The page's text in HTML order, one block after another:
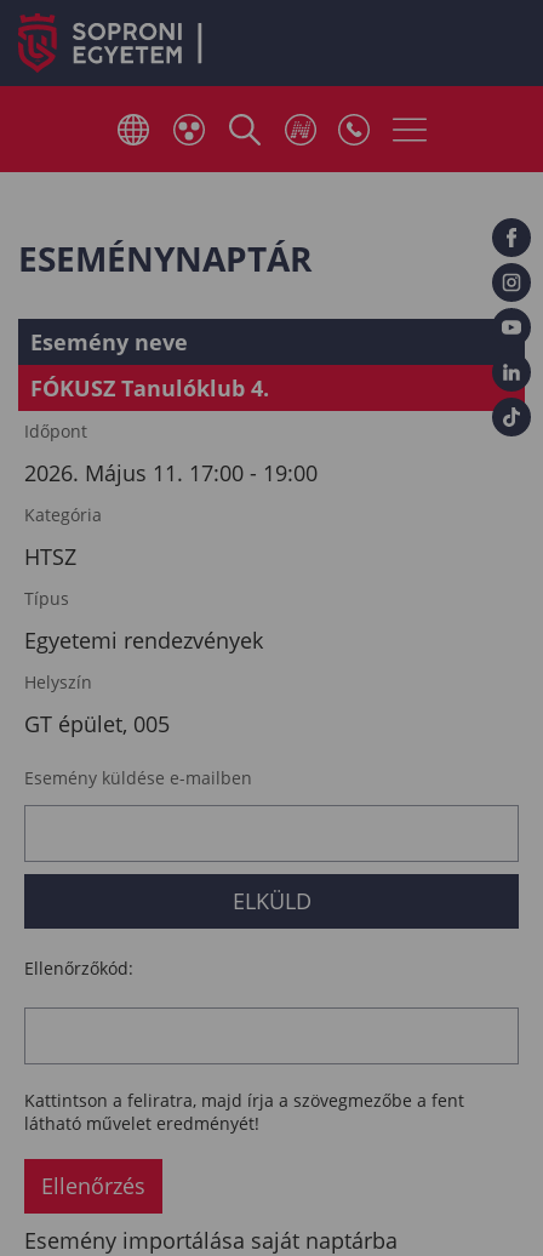
ESEMÉNYNAPTÁR
Esemény neve
FÓKUSZ Tanulóklub 4.
Időpont
2026. Május 11. 17:00 - 19:00
Kategória
HTSZ
Típus
Egyetemi rendezvények
Helyszín
GT épület, 005
Esemény küldése e-mailben
Ellenőrzőkód:
Kattintson a feliratra, majd írja a szövegmezőbe a fent
látható művelet eredményét!
Ellenőrzés
Esemény importálása saját naptárba